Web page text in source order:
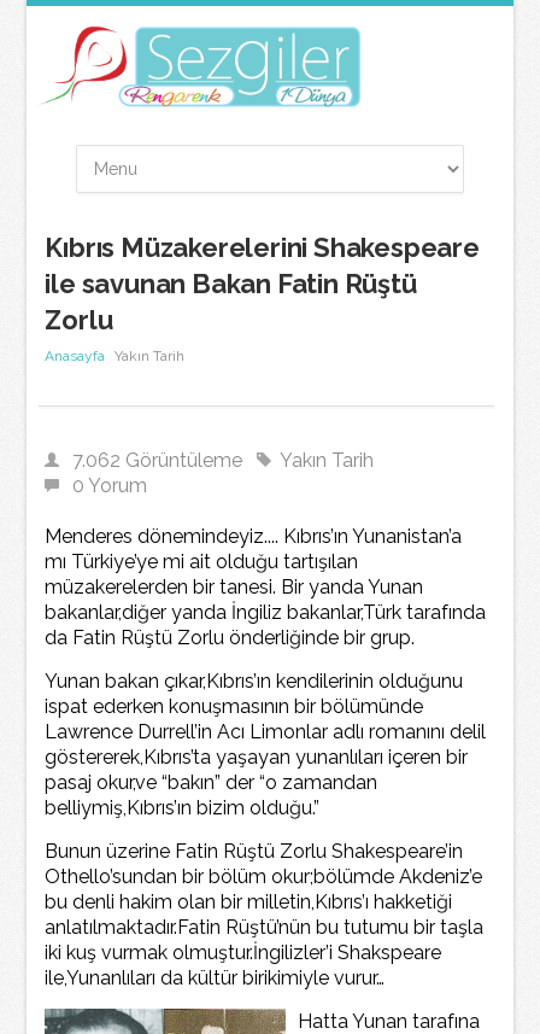
Kıbrıs Müzakerelerini Shakespeare
ile savunan Bakan Fatin Rüştü
Zorlu
Anasayfa Yakın Tarih
7.062 Görüntüleme
Yakın Tarih
0 Yorum
Menderes dönemindeyiz.... Kıbrıs’ın Yunanistan’a
mı Türkiye’ye mi ait olduğu tartışılan
müzakerelerden bir tanesi. Bir yanda Yunan
bakanlar,diğer yanda İngiliz bakanlar,Türk tarafında
da Fatin Rüştü Zorlu önderliğinde bir grup.
Yunan bakan çıkar,Kıbrıs’ın kendilerinin olduğunu
ispat ederken konuşmasının bir bölümünde
Lawrence Durrell’in Acı Limonlar adlı romanını delil
göstererek,Kıbrıs’ta yaşayan yunanlıları içeren bir
pasaj okur,ve “bakın” der “o zamandan
belliymiş,Kıbrıs’ın bizim olduğu.”
Bunun üzerine Fatin Rüştü Zorlu Shakespeare’in
Othello’sundan bir bölüm okur;bölümde Akdeniz’e
bu denli hakim olan bir milletin,Kıbrıs’ı hakketiği
anlatılmaktadır.Fatin Rüştü’nün bu tutumu bir taşla
iki kuş vurmak olmuştur.İngilizler’i Shakspeare
ile,Yunanlıları da kültür birikimiyle vurur…
Hatta Yunan tarafına